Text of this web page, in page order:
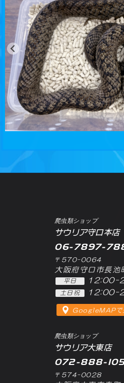
爬虫類ショップ
サウリア守口本店
06-7897-
〒570-0064
大阪府守口市長
平日 12:00-
土日祝 12:00-
GoogleMAPで
爬虫類ショップ
サウリア大東店
072-888-
〒574-0028